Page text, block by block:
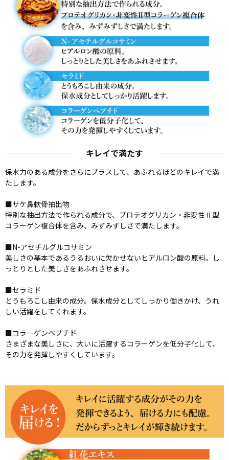
キレイで満たす
保水力のある成分をさらにプラスして、あふれるほどのキレイで満
たします。
■サケ鼻軟骨抽出物
特別な抽出方法で作られる成分で、プロテオグリカン・非変性Ⅱ型
コラーゲン複合体を含み、みずみずしさで満たします。
■N-アセチルグルコサミン
美しさの基本であるうるおいに欠かせないヒアルロン酸の原料。し
っとりとした美しさをあふれさせます。
■セラミド
とうもろこし由来の成分。保水成分としてしっかり働きかけ、うれ
しい活躍をしてくれます。
■コラーゲンペプチド
さまざまな美しさに、大いに活躍するコラーゲンを低分子化して、
その力を発揮しやすくしています。